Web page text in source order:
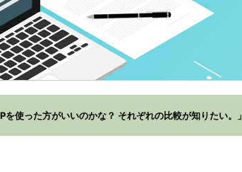
使った方がいいのかな？ それぞれの比較が知りたい。」